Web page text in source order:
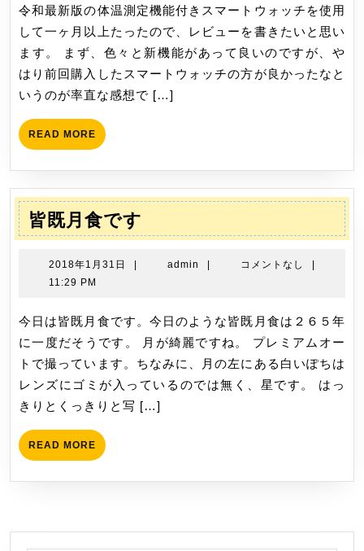
そ
の
７
～
の
体
温
測
き
ス
マ
ォ
ッ
の
一
用
ュ
月
24
令和最新版の体温測定機能付きスマートウォッチを使用
して一ヶ月以上たったので、レビューを書きたいと思い
ます。 まず、色々と新機能があって良いのですが、や
はり前回購入したスマートウォッチの方が良かったなと
いうのが率直な感想で […]
READ MORE READ
MORE
皆既月食です
既
す
2018年1月31日
2018
月
| admin admin
| コメントなし
|
11:29 PM
今日は皆既月食です。今日のような皆既月食は２６５年
に一度だそうです。 月が綺麗ですね。 プレミアムオー
トで撮っています。ちなみに、月の左にある白いぽちは
レンズにゴミが入っているのでは無く、星です。 はっ
きりとくっきりと写 […]
READ MORE READ
MORE